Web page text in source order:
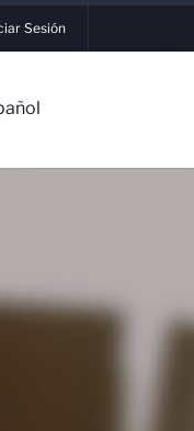
Sesión